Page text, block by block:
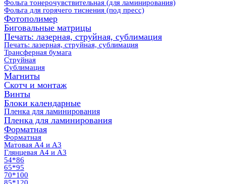
Фольга тонерочувствительная (для ламинирования)
Фольга для горячего тиснения (под пресс)
Фотополимер
Биговальные матрицы
Печать: лазерная, струйная, сублимация
Печать: лазерная, струйная, сублимация
Трансферная бумага
Струйная
Сублимация
Магниты
Скотч и монтаж
Винты
Блоки календарные
Пленка для ламинирования
Пленка для ламинирования
Форматная
Форматная
Матовая А4 и А3
Глянцевая А4 и А3
54*86
65*95
70*100